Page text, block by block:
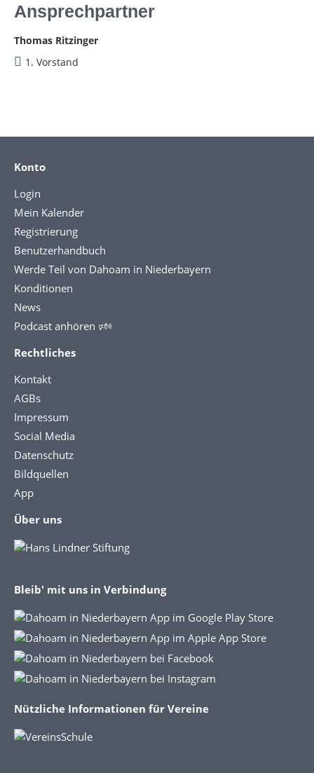
Ansprechpartner
Thomas Ritzinger
1. Vorstand
Konto
Login
Mein Kalender
Registrierung
Benutzerhandbuch
Werde Teil von Dahoam in Niederbayern
Konditionen
News
Podcast anhören 🕬
Rechtliches
Kontakt
AGBs
Impressum
Social Media
Datenschutz
Bildquellen
App
Über uns
Bleib' mit uns in Verbindung
Nützliche Informationen für Vereine